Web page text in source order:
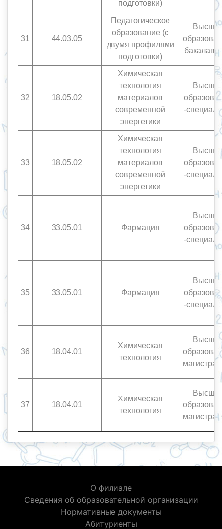
подготовки)
31 44.03.05
Педагогическое
образование (с
двумя профилями
подготовки)
32 18.05.02
Химическая
технология
материалов
современной
энергетики
-
33 18.05.02
Химическая
технология
материалов
современной
энергетики
-
34 33.05.01 Фармация
-
35 33.05.01 Фармация
-
36 18.04.01
Химическая
технология
37 18.04.01
Химическая
технология
О филиале
Сведения об образовательной организации
Нормативные документы
Абитуриенты